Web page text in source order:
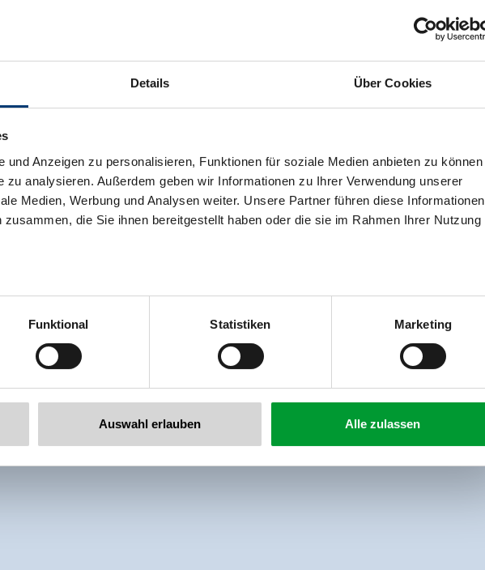
Details Über Cookies
und Anzeigen zu personalisieren, Funktionen für soziale Medien anbieten zu können
zu analysieren. Außerdem geben wir Informationen zu Ihrer Verwendung unserer
Medien, Werbung und Analysen weiter. Unsere Partner führen diese Informationen
die Sie ihnen bereitgestellt haben oder die sie im Rahmen Ihrer Nutzung
& Co KG
Funktional Statistiken Marketing
Auswahl erlauben Alle zulassen